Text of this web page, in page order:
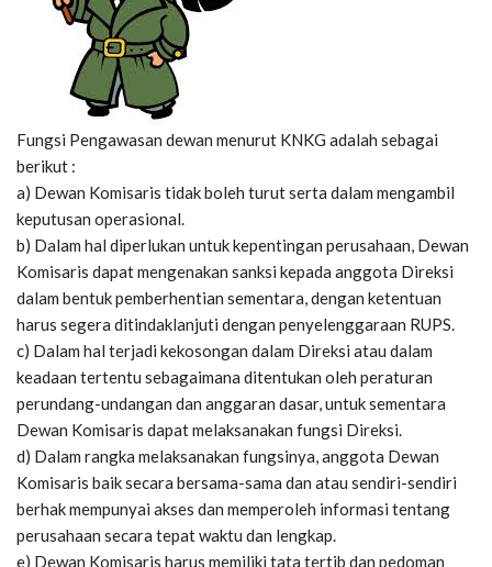
Fungsi Pengawasan dewan menurut KNKG adalah sebagai
berikut :
a) Dewan Komisaris tidak boleh turut serta dalam mengambil
keputusan operasional.
b) Dalam hal diperlukan untuk kepentingan perusahaan, Dewan
Komisaris dapat mengenakan sanksi kepada anggota Direksi
dalam bentuk pemberhentian sementara, dengan ketentuan
harus segera ditindaklanjuti dengan penyelenggaraan RUPS.
c) Dalam hal terjadi kekosongan dalam Direksi atau dalam
keadaan tertentu sebagaimana ditentukan oleh peraturan
perundang-undangan dan anggaran dasar, untuk sementara
Dewan Komisaris dapat melaksanakan fungsi Direksi.
d) Dalam rangka melaksanakan fungsinya, anggota Dewan
Komisaris baik secara bersama-sama dan atau sendiri-sendiri
berhak mempunyai akses dan memperoleh informasi tentang
perusahaan secara tepat waktu dan lengkap.
e) Dewan Komisaris harus memiliki tata tertib dan pedoman